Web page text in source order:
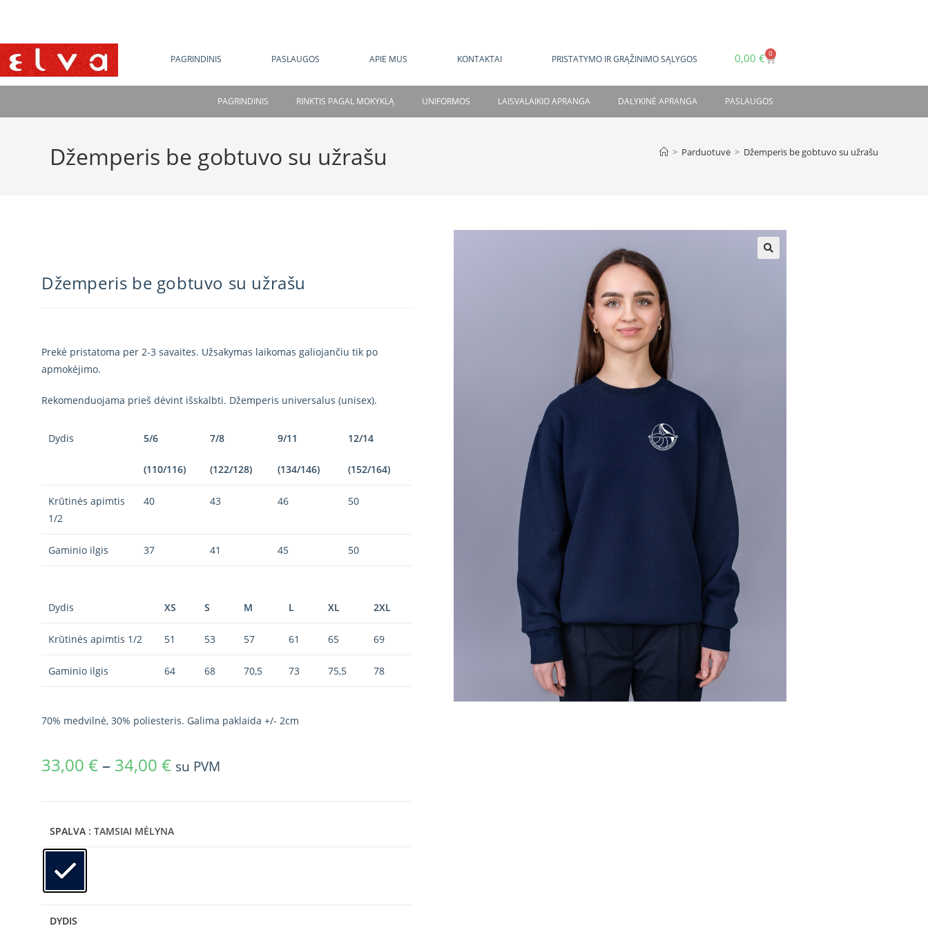
PAGRINDINIS PASLAUGOS APIE MUS KONTAKTAI PRISTATYMO IR GRĄŽINIMO SĄLYGOS 0,00 € 0
PAGRINDINIS RINKTIS PAGAL MOKYKLĄ UNIFORMOS LAISVALAIKIO APRANGA DALYKINĖ APRANGA PASLAUGOS
Džemperis be gobtuvo su užrašu > Parduotuvė > Džemperis be gobtuvo su užrašu
Džemperis be gobtuvo su užrašu
Prekė pristatoma per 2-3 savaites. Užsakymas laikomas galiojančiu tik po
apmokėjimo.
Rekomenduojama prieš dėvint išskalbti. Džemperis universalus (unisex).
Dydis 5/6
(110/116)
7/8
(122/128)
9/11
(134/146)
12/14
(152/164)
Krūtinės apimtis
1/2
40 43 46 50
Gaminio ilgis 37 41 45 50
Dydis XS S M L XL 2XL
Krūtinės apimtis 1/2 51 53 57 61 65 69
Gaminio ilgis 64 68 70,5 73 75,5 78
70% medvilnė, 30% poliesteris. Galima paklaida +/- 2cm
33,00 € – 34,00 € su PVM
SPALVA : TAMSIAI MĖLYNA
DYDIS